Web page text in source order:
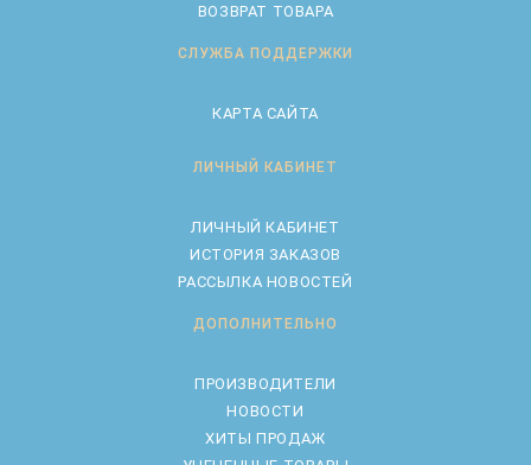
ВОЗВРАТ ТОВАРА
СЛУЖБА ПОДДЕРЖКИ
КАРТА САЙТА
ЛИЧНЫЙ КАБИНЕТ
ЛИЧНЫЙ КАБИНЕТ
ИСТОРИЯ ЗАКАЗОВ
РАССЫЛКА НОВОСТЕЙ
ДОПОЛНИТЕЛЬНО
ПРОИЗВОДИТЕЛИ
НОВОСТИ
ХИТЫ ПРОДАЖ